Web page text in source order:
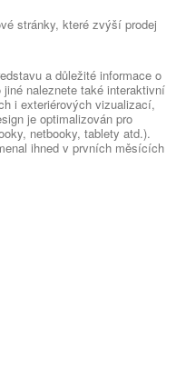
stránky, které zvýší prodej
a důležité informace o
naleznete také interaktivní
i exteriérových vizualizací,
je optimalizován pro
netbooky, tablety atd.).
ihned v prvních měsících